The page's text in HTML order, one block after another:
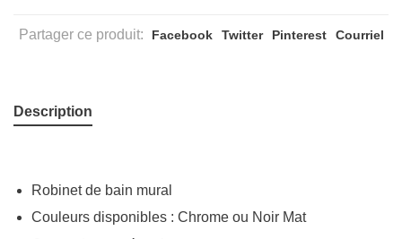
Partager ce produit: Facebook Twitter Pinterest Courriel
Description
Robinet de bain mural
Couleurs disponibles : Chrome ou Noir Mat